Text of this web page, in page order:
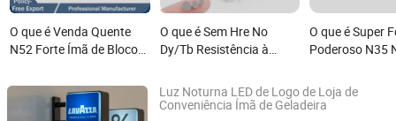
O que é Venda Quente
N52 Forte Ímã de Bloco
Permanente em Barra à
Venda
O que é Sem Hre No
Dy/Tb Resistência à
D23X5mm Disco
Redondo Magneto
O que é Super
Poderoso N35
Redondo de
NdFeB N52
Luz Noturna LED de Logo de Loja de
Conveniência Ímã de Geladeira
Dongguan Shengshi Tangchao Electronics Co., Ltd